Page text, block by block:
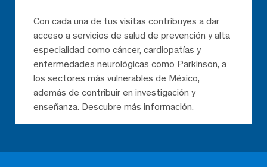
Con cada una de tus visitas contribuyes a dar
acceso a servicios de salud de prevención y alta
especialidad como cáncer, cardiopatías y
enfermedades neurológicas como Parkinson, a
los sectores más vulnerables de México,
además de contribuir en investigación y
enseñanza. Descubre más información.